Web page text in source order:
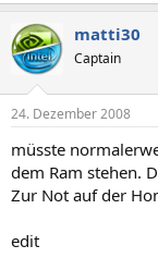
matti30
Captain
24. Dezember 2008
müsste
dem Ram stehen.
Zur Not auf der
edit